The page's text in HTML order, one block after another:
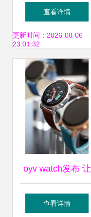
安全与陪伴成长的
多功能神器
查看详情
更新时间：2026-08-06
23:01:32
oyv watch发布 让
智能手表时髦起来
查看详情